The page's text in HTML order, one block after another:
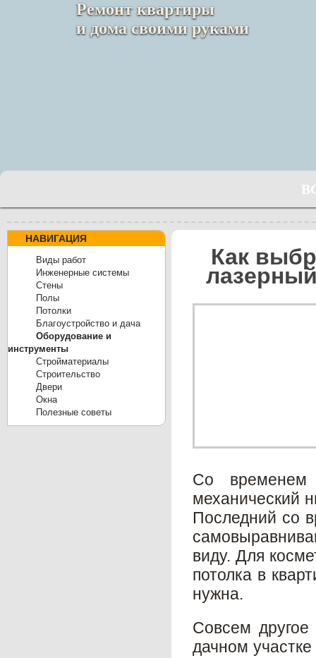
Ремонт квартиры
и дома своими руками
Как
Со временем
механический
Последний со
виду. Для
потолка в
нужна.
Совсем
дачном
НАВИГАЦИЯ
Виды работ
Инженерные системы
Cтены
Полы
Потолки
Благоустройство и дача
Оборудование и
инструменты
Стройматериалы
Строительство
Двери
Окна
Полезные советы